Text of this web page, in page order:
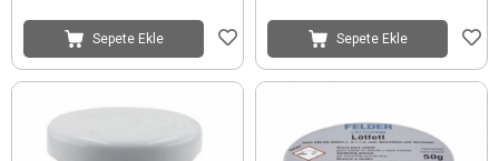
Sepete Ekle Sepete Ekle